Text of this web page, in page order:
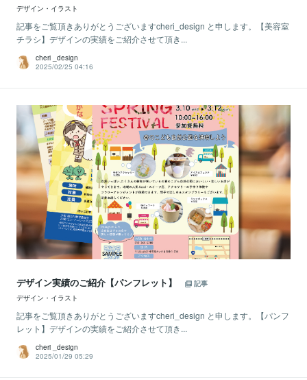
デザイン・イラスト
記事をご覧頂きありがとうございますcheri_design と申します。【美容室
チラシ】デザインの実績をご紹介させて頂き...
cheri _design
2025/02/25 04:16
デザイン実績のご紹介【パンフレット】
記事
デザイン・イラスト
記事をご覧頂きありがとうございますcheri_design と申します。【パンフ
レット】デザインの実績をご紹介させて頂き...
cheri _design
2025/01/29 05:29